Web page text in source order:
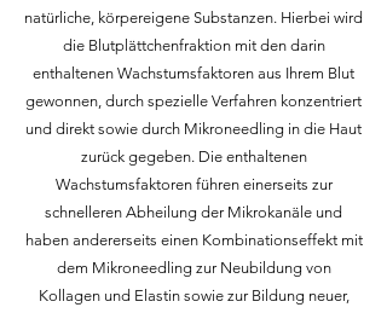
natürliche, körpereigene Substanzen. Hierbei wird
die Blutplättchenfraktion mit den darin
enthaltenen Wachstumsfaktoren aus Ihrem Blut
gewonnen, durch spezielle Verfahren konzentriert
und direkt sowie durch Mikroneedling in die Haut
zurück gegeben. Die enthaltenen
Wachstumsfaktoren führen einerseits zur
schnelleren Abheilung der Mikrokanäle und
haben andererseits einen Kombinationseffekt mit
dem Mikroneedling zur Neubildung von
Kollagen und Elastin sowie zur Bildung neuer,